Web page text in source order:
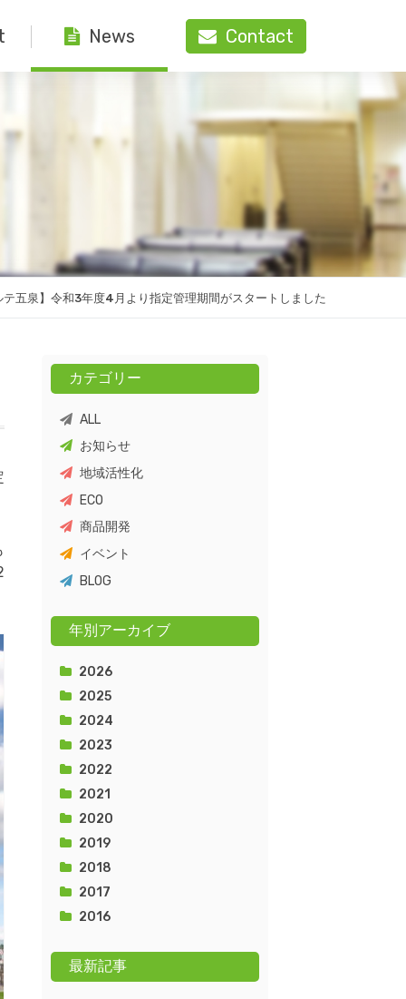
News Contact
五泉】令和3年度4月より指定管理期間がスタートしました
カテゴリー
ALL
お知らせ
地域活性化
ECO
商品開発
イベント
BLOG
年別アーカイブ
2026
2025
2024
2023
2022
2021
2020
2019
2018
2017
2016
最新記事